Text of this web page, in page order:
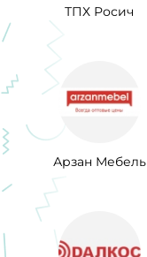
ТПХ Росич
Арзан Мебель